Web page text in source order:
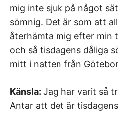
mig inte sjuk på något
sömnig. Det är som att
återhämta mig efter min
och så tisdagens dåliga
mitt i natten från
Känsla: Jag har varit så
Antar att det är